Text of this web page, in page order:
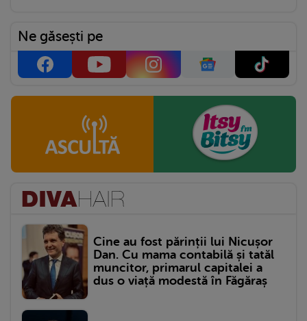
Ne găsești pe
Cine au fost părinții lui Nicușor
Dan. Cu mama contabilă și tatăl
muncitor, primarul capitalei a
dus o viață modestă în Făgăraș